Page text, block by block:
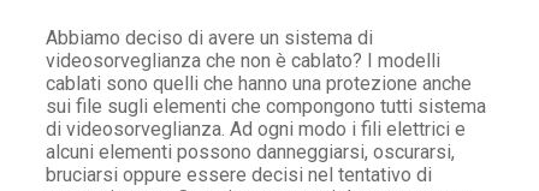
Abbiamo deciso di avere un sistema di
videosorveglianza che non è cablato? I modelli
cablati sono quelli che hanno una protezione anche
sui file sugli elementi che compongono tutti sistema
di videosorveglianza. Ad ogni modo i fili elettrici e
alcuni elementi possono danneggiarsi, oscurarsi,
bruciarsi oppure essere decisi nel tentativo di